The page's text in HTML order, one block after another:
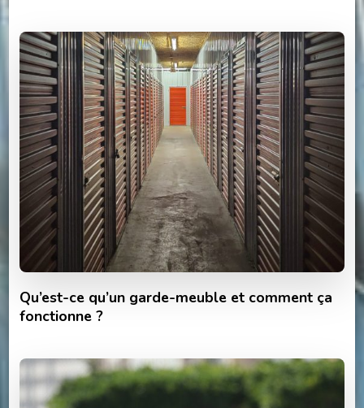
Qu’est-ce qu’un garde-meuble et comment ça
fonctionne ?